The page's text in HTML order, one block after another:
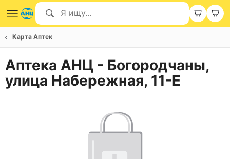
Карта Аптек
Аптека АНЦ - Богородчаны,
улица Набережная, 11-Е